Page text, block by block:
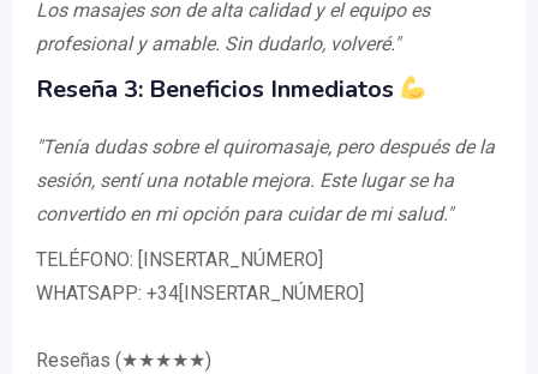
Los masajes son de alta calidad y el equipo es
profesional y amable. Sin dudarlo, volveré."
Reseña 3: Beneficios Inmediatos
"Tenía dudas sobre el quiromasaje, pero después de la
sesión, sentí una notable mejora. Este lugar se ha
convertido en mi opción para cuidar de mi salud."
TELÉFONO: [INSERTAR_NÚMERO]
WHATSAPP: +34[INSERTAR_NÚMERO]
Reseñas (★★★★★)